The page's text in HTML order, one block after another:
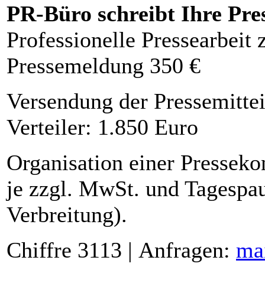
PR-Büro schreibt Ihre
Professionelle Pressearbeit
Pressemeldung 350 €
Versendung der
Verteiler: 1.850 Euro
Organisation einer
je zzgl. MwSt. und
Verbreitung).
Chiffre 3113 | Anfragen: